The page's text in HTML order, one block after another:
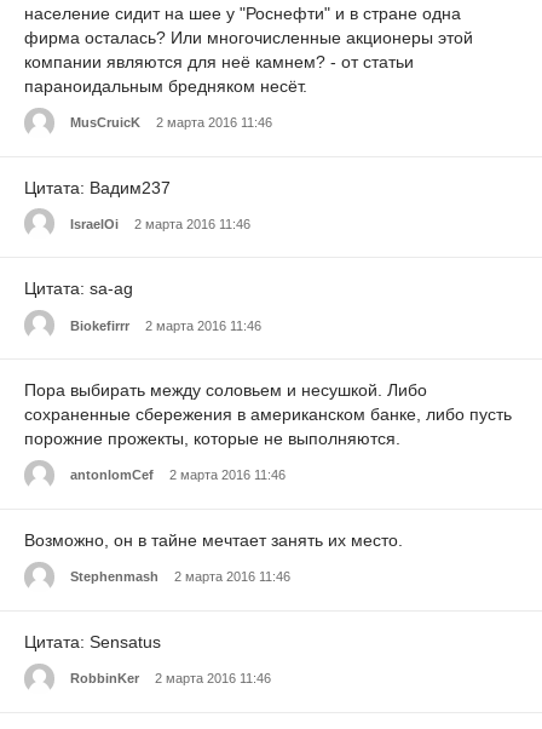
население сидит на шее у "Роснефти" и в стране одна
фирма осталась? Или многочисленные акционеры этой
компании являются для неё камнем? - от статьи
параноидальным бредняком несёт.
MusCruicK 2 марта 2016 11:46
Цитата: Вадим237
IsraelOi 2 марта 2016 11:46
Цитата: sa-ag
Biokefirrr 2 марта 2016 11:46
Пора выбирать между соловьем и несушкой. Либо
сохраненные сбережения в американском банке, либо пусть
порожние прожекты, которые не выполняются.
antonlomCef 2 марта 2016 11:46
Возможно, он в тайне мечтает занять их место.
Stephenmash 2 марта 2016 11:46
Цитата: Sensatus
RobbinKer 2 марта 2016 11:46